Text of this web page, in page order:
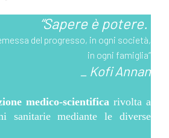
“Sapere è potere.
del progresso, in ogni società,
in ogni famiglia”
_ Kofi Annan
medico-scientifica rivolta a
sanitarie mediante le diverse